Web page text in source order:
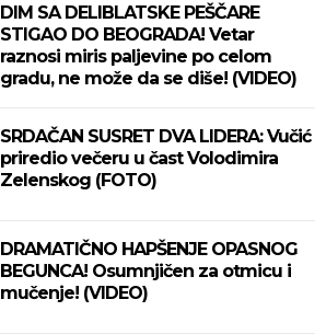
DIM SA DELIBLATSKE PEŠČARE
STIGAO DO BEOGRADA! Vetar
raznosi miris paljevine po celom
gradu, ne može da se diše! (VIDEO)
SRDAČAN SUSRET DVA LIDERA: Vučić
priredio večeru u čast Volodimira
Zelenskog (FOTO)
DRAMATIČNO HAPŠENJE OPASNOG
BEGUNCA! Osumnjičen za otmicu i
mučenje! (VIDEO)